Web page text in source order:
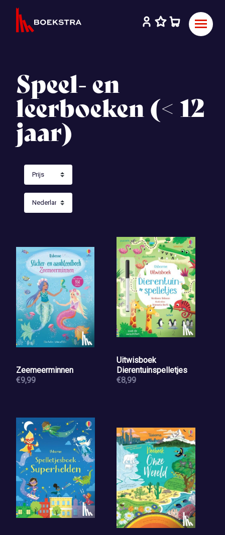
Speel- en
leerboeken (< 12
jaar)
Zeemeerminnen
€9,99
Uitwisboek
Dierentuinspelletjes
€8,99